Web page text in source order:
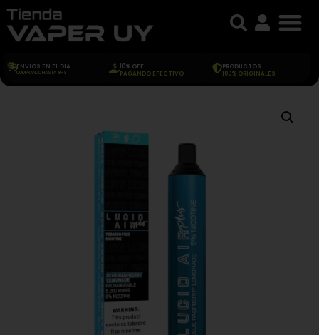
ENVIOS EN EL DIA
COMPRANDO HASTA 18HS
10% OFF
PAGANDO EFECTIVO
PRODUCTOS
100% ORIGINALES